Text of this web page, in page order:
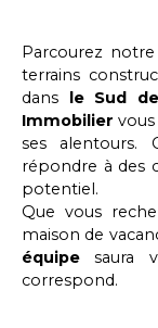
Parcourez
terrains
dans le Sud
Immobilier
ses alentours.
répondre à des
potentiel.
Que vous
maison de
équipe saura
correspond.